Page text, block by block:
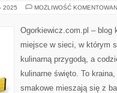
2025 MOŻLIWOŚĆ
Ogorkiewicz.com.pl – blog
miejsce w sieci, w którym
kulinarną przygodą, a
kulinarne święto. To
smakowe mieszają się z